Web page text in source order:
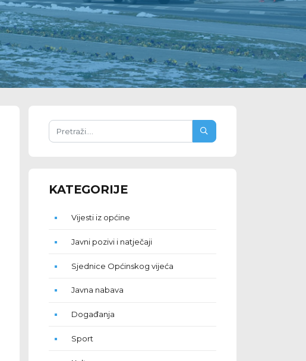
KATEGORIJE
Vijesti iz općine
Javni pozivi i natječaji
Sjednice Općinskog vijeća
Javna nabava
Događanja
Sport